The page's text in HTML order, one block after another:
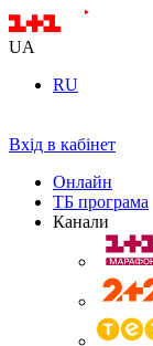
UA
RU
Вхід в кабінет
Онлайн
ТБ програма
Канали